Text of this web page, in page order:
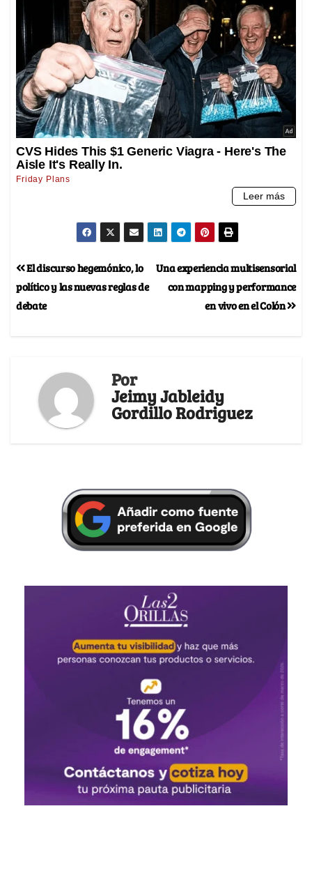
Una experiencia multisensorial
con mapping y performance
en vivo en el Colón
El discurso hegemónico, lo
político y las nuevas reglas de
debate
Por
Jeimy Jableidy
Gordillo Rodriguez